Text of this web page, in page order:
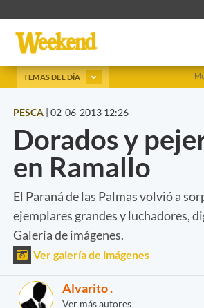
TEMAS DEL DÍA
PESCA | 02-06-2013 12:26
Dorados y
en Ramallo
El Paraná de las Palmas volvió a
ejemplares grandes y luchadores,
Galería de imágenes.
Ver galería de imágenes
Alvarito .
Ver más autores